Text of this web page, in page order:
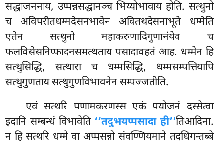
सद्धाजननाय, उप्पन्नसद्धानञ्च भिय्योभावाय होति. सत्थुनो
च अविपरीतधम्मदेसनभावेन अवितथदेसनाभूते धम्मेति
एतेन सत्थुनो महाकरुणादिगुणानंयेव च
फलविसेसनिप्फादनसमत्थताय पसादावहतं आह. धम्मेन हि
सत्थुसिद्धि, सत्थारा च धम्मसिद्धि, धम्मसम्पत्तियापि
सत्थुगुणताय सत्थुगुणविभावनेन सम्पज्जतीति.
एवं सत्थरि पणामकरणस्स एकं पयोजनं दस्सेत्वा
इदानि सम्बन्धं विभावेति ‘‘तदुभयप्पसादा ही’’तिआदिना.
न हि सत्थरि धम्मे वा अप्पसन्नो संवण्णियमाने तदधिगन्तब्बे